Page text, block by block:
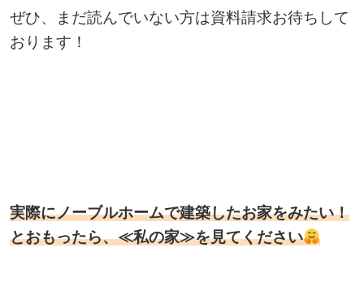
ぜひ、まだ読んでいない方は資料請求お待ちして
おります！
実際にノーブルホームで建築したお家をみたい！
とおもったら、≪私の家≫を見てください